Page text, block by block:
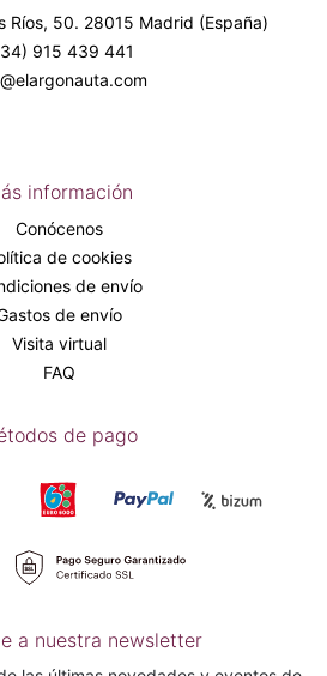
Ríos, 50. 28015 Madrid (España)
915 439 441
información
Conócenos
de cookies
de envío
de envío
Visita virtual
FAQ
de pago
a nuestra newsletter